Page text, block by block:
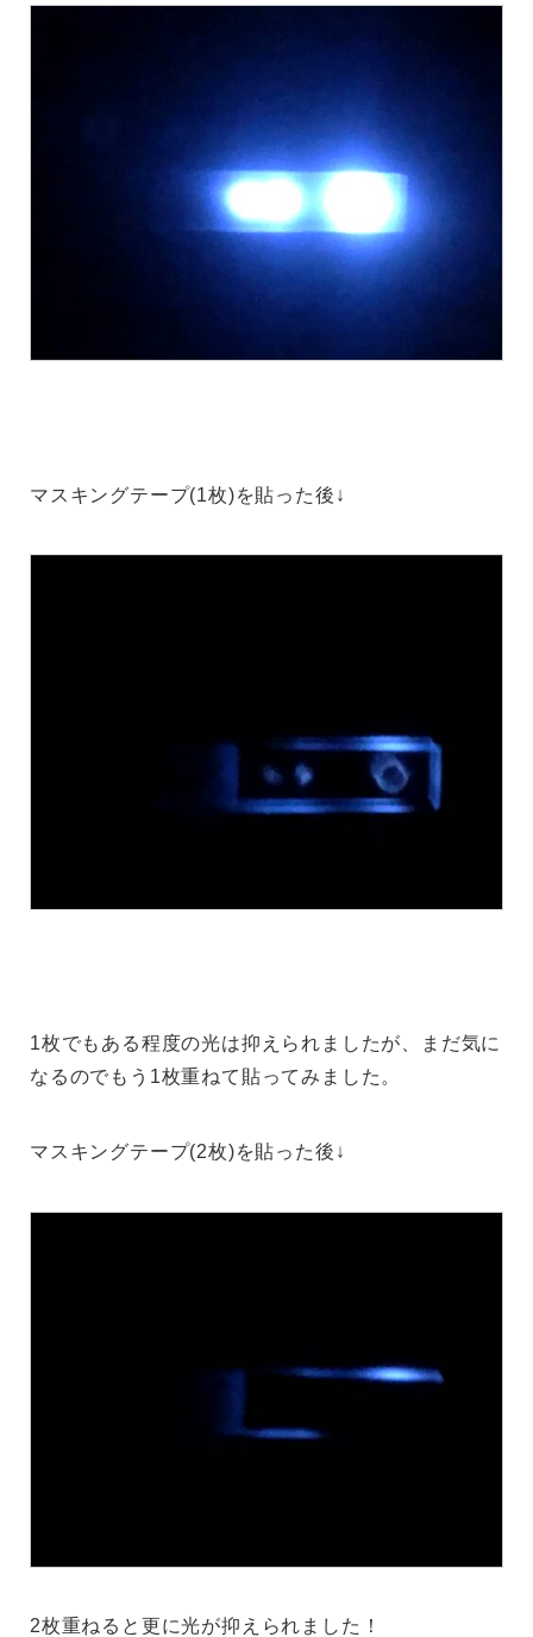
マスキングテープ(1枚)を貼った後↓
1枚でもある程度の光は抑えられましたが、まだ気に
なるのでもう1枚重ねて貼ってみました。
マスキングテープ(2枚)を貼った後↓
2枚重ねると更に光が抑えられました！